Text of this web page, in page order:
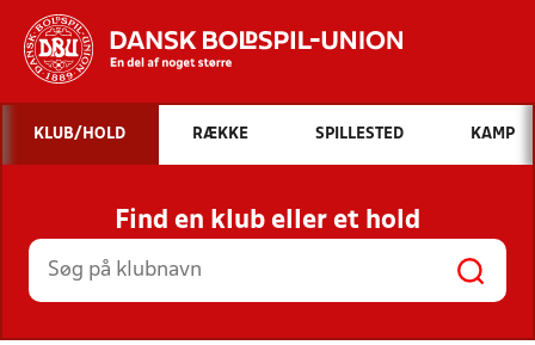
Hvad vil du søge efter?
INDHOLD OG NYHEDER
STILLINGER, RESULTATER, KLUBBER OG
HOLD
KLUB/HOLD RÆKKE SPILLESTED KAMP
Find en klub eller et hold